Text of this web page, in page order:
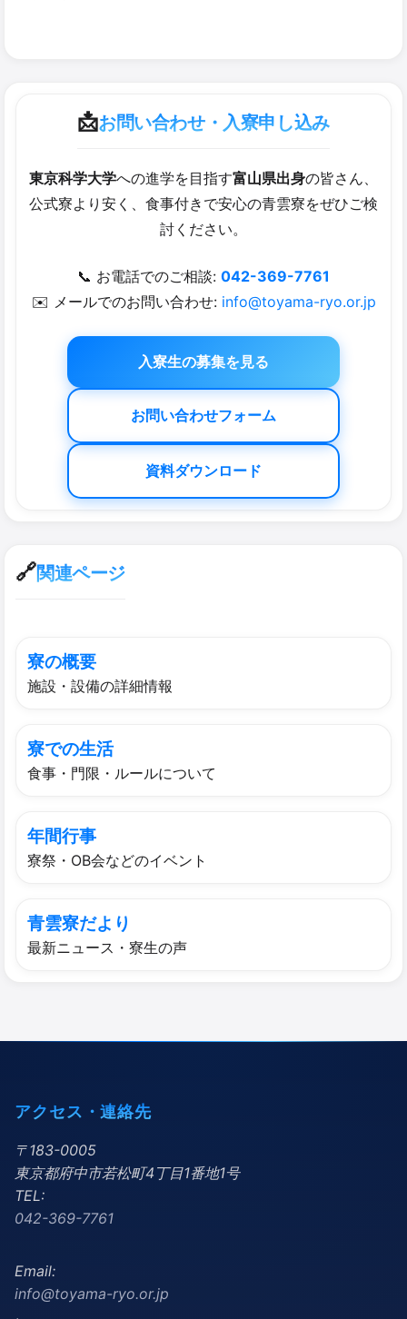
📩お問い合わせ・入寮申し込み
東京科学大学への進学を目指す富山県出身の皆さん、
公式寮より安く、食事付きで安心の青雲寮をぜひご検
討ください。
📞 お電話でのご相談: 042-369-7761
✉️ メールでのお問い合わせ: info@toyama-ryo.or.jp
入寮生の募集を見る
お問い合わせフォーム
資料ダウンロード
🔗関連ページ
寮の​概要
施設・設備の詳細情報
寮での​生活
食事・門限・ルールについて
年間行事
寮祭・OB会などのイベント
青雲寮だより
最新ニュース・寮生の声
アクセス・連絡先
〒183-0005
東京都府中市若松町4丁目1番地1号
TEL:
042-369-7761
Email:
info@toyama-ryo.or.jp